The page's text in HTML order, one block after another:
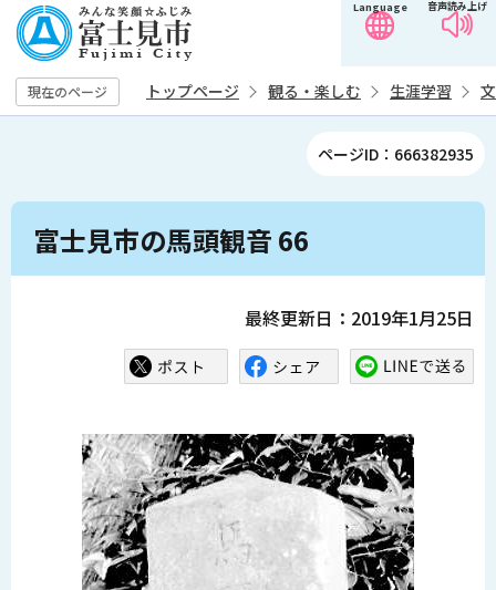
の
ペ
ー
す
音声読み上げ
Language
現在のページ トップページ 観る・楽しむ 生涯学習
ページID：666382935
本
富士見市の馬頭観音 66
最終更新日：2019年1月25日